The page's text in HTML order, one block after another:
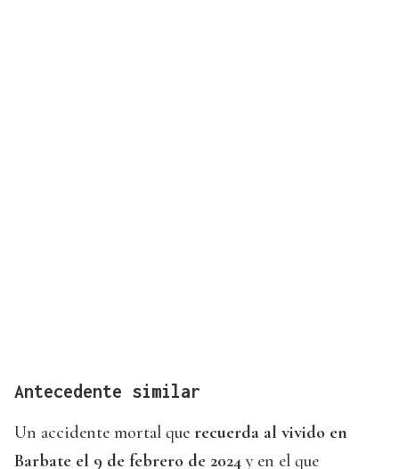
Antecedente similar
Un accidente mortal que recuerda al vivido en
Barbate el 9 de febrero de 2024 y en el que